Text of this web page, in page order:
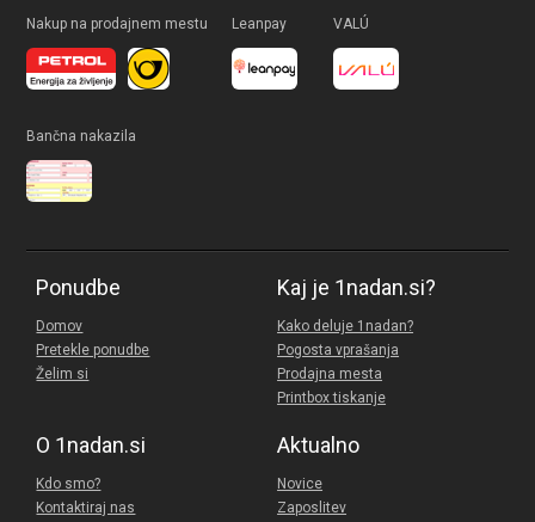
Nakup na prodajnem mestu Leanpay VALÚ
Bančna nakazila
Ponudbe
Domov
Pretekle ponudbe
Želim si
Kaj je 1nadan.si?
Kako deluje 1nadan?
Pogosta vprašanja
Prodajna mesta
Printbox tiskanje
O 1nadan.si
Kdo smo?
Kontaktiraj nas
Aktualno
Novice
Zaposlitev